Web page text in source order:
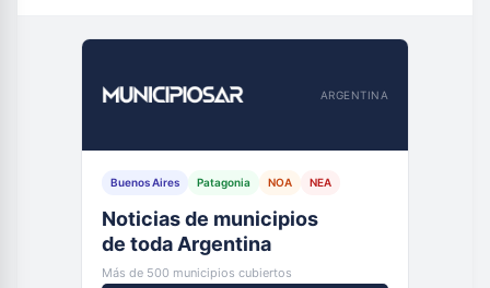
ARGENTINA
Buenos Aires Patagonia NOA NEA
Noticias de municipios
de toda Argentina
Más de 500 municipios cubiertos